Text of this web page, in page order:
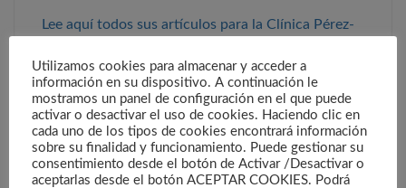
Lee aquí todos sus artículos para la Clínica Pérez-
Post
navigation
La Demencia y el
Deterioro Cognitivo
El Pensamiento
positivo
Utilizamos cookies para almacenar y acceder a
información en su dispositivo. A continuación le
mostramos un panel de configuración en el que puede
activar o desactivar el uso de cookies. Haciendo clic en
cada uno de los tipos de cookies encontrará información
sobre su finalidad y funcionamiento. Puede gestionar su
consentimiento desde el botón de Activar /Desactivar o
aceptarlas desde el botón ACEPTAR COOKIES. Podrá